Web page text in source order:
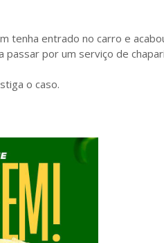
tenha entrado no carro e
por um serviço de
o caso.